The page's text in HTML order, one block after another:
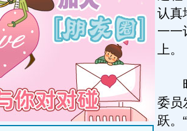
认真
一一
上。
昨
委员
跃。